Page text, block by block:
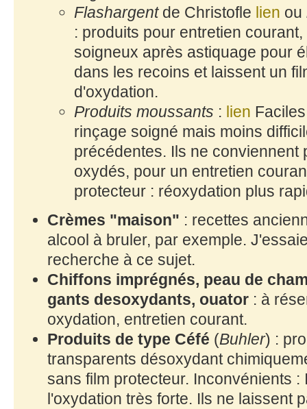
Flashargentde Christofle lien ou
: produits pour entretien
soigneux après astiquage pour
dans les recoins et laissent un
d'oxydation.
Produits moussants : lien
rinçage soigné mais moins
précédentes. Ils ne conviennent
oxydés, pour un entretien
protecteur : réoxydation plus
Crèmes "maison" : recettes
alcool à bruler, par exemple.
recherche à ce sujet.
Chiffons imprégnés, peau de
gants desoxydants, ouator : à
oxydation, entretien courant.
Produits de type Céfé (Buhler) :
transparents désoxydant
sans film protecteur. Inconvénients
l'oxydation très forte. Ils ne laissent